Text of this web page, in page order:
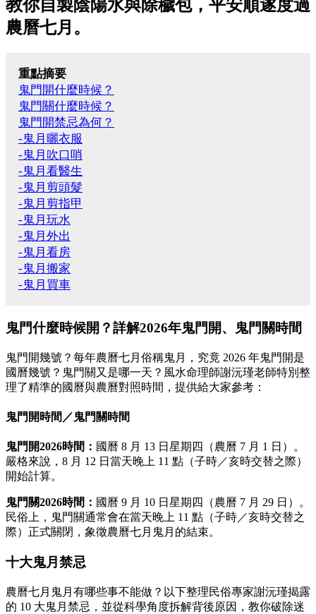
教你自製陰陽水與除穢包，平安順遂度過
農曆七月。
重點摘要
鬼門開什麼時候？
鬼門關什麼時候？
鬼門開禁忌為何？
-鬼月曬衣服
-鬼月吹口哨
-鬼月看醫生
-鬼月剪頭髮
-鬼月剪指甲
-鬼月玩水
-鬼月外出
-鬼月看房
-鬼月搬家
-鬼月買車
鬼門什麼時候開？詳解2026年鬼門開、鬼門關時間
鬼門開幾號？每年農曆七月俗稱鬼月，究竟 2026 年鬼門開是
國曆幾號？鬼門關又是哪一天？風水命理師謝沅瑾老師特別整
理了精準的國曆與農曆對照時間，提供給大家參考：
鬼門開時間／鬼門關時間
鬼門開2026時間： 國曆 8 月 13 日星期四（農曆 7 月 1 日）。
嚴格來說，8 月 12 日當天晚上 11 點（子時／亥時交替之際）
開始計算。
鬼門關2026時間： 國曆 9 月 10 日星期四（農曆 7 月 29 日）。
民俗上，鬼門關通常會在當天晚上 11 點（子時／亥時交替之
際）正式關閉，象徵農曆七月鬼月的結束。
十大鬼月禁忌
農曆七月鬼月有哪些事不能做？以下整理民俗專家謝沅瑾揭露
的 10 大鬼月禁忌，並從科學角度拆解背後原因，教你破除迷